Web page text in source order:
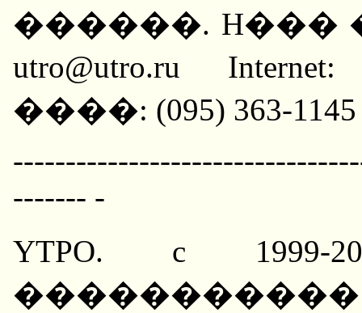
������. H���
utro@utro.ru
����: (095) 363-1145
------- -
YTPO. c
�����������